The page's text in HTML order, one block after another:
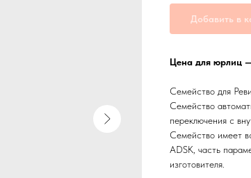
Добавить в
Цена для юрлиц
Семейство для
Семейство
переключения с
Семейство имеет
ADSK, часть
изготовителя.